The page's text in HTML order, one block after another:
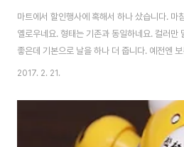
마트에서 할인행사에 혹해서 하나 샀습니다. 마
옐로우네요. 형태는 기존과 동일하네요. 컬러만
좋은데 기본으로 날을 하나 더 줍니다. 예전엔
올라버린 면도기들.. 기존 프로쉴드와 비교. 별로
네요. 오랜만에 바꿨으니 잘 써봐야죠. ^^
2017. 2. 21.